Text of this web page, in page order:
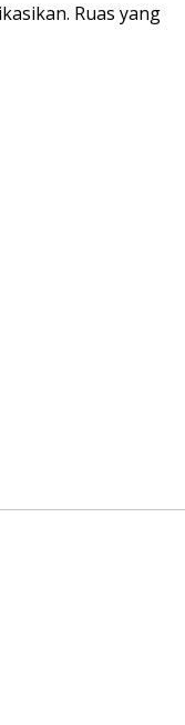
Ruas yang